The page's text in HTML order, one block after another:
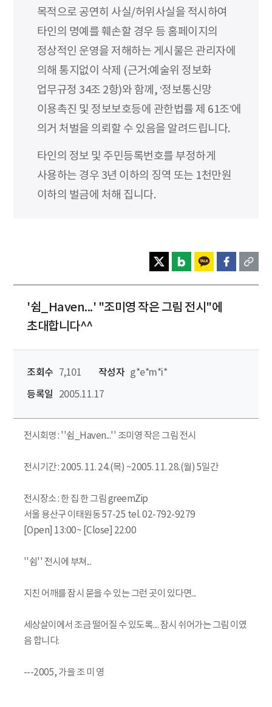
목적으로 공연히 사실/허위사실을 적시하여
타인의 명예를 훼손할 경우 등 홈페이지의
정상적인 운영을 저해하는 게시물은 관리자에
의해 통지없이 삭제 (근거:예술위 정보화
업무규정 34조 2항)와 함께, ‘정보통신망
이용촉진 및 정보보호등에 관한법률 제 61조’에
의거 처벌을 의뢰할 수 있음을 알려드립니다.
타인의 정보 및 주민등록번호를 부정하게
사용하는 경우 3년 이하의 징역 또는 1천만원
이하의 벌금에 처해 집니다.
'쉼_Haven...' "조미영 작은 그림 전시"에
초대합니다^^
조회수 7,101 작성자 g*e*m*i*
등록일
2005.11.17
전시회명 : ''쉼_Haven...'' 조미영 작은 그림 전시
전시기간 : 2005. 11. 24.(목) ~2005. 11. 28.(월) 5일간
전시장소 : 한 집 한 그림 greemZip
서울 용산구 이태원동 57-25 tel. 02-792-9279
[Open] 13:00~ [Close] 22:00
''쉼'' 전시에 부쳐...
지친 어깨를 잠시 묻을 수 있는 그런 곳이 있다면...
세상살이에서 조금 떨어질 수 있도록.... 잠시 쉬어가는 그림 이였
음 합니다.
---2005, 가을 조 미 영